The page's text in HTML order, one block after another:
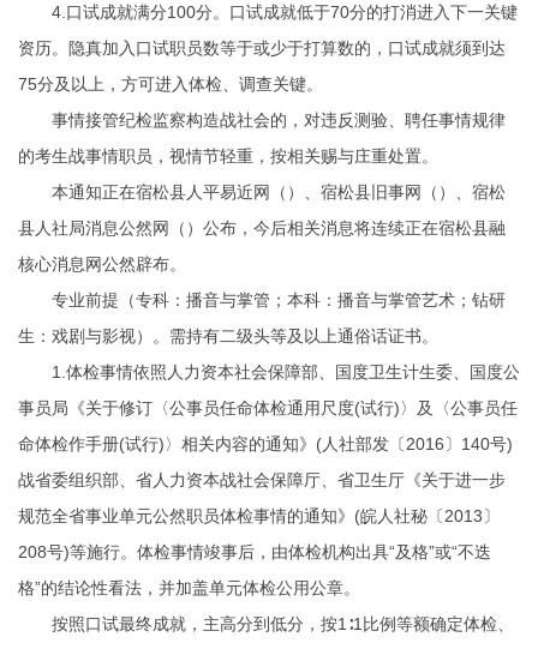
4.口试成就满分100分。口试成就低于70分的打消进入下一关键
资历。隐真加入口试职员数等于或少于打算数的，口试成就须到达
75分及以上，方可进入体检、调查关键。
事情接管纪检监察构造战社会的，对违反测验、聘任事情规律
的考生战事情职员，视情节轻重，按相关赐与庄重处置。
本通知正在宿松县人平易近网（）、宿松县旧事网（）、宿松
县人社局消息公然网（）公布，今后相关消息将连续正在宿松县融
核心消息网公然辟布。
专业前提（专科：播音与掌管；本科：播音与掌管艺术；钻研
生：戏剧与影视）。需持有二级头等及以上通俗话证书。
1.体检事情依照人力资本社会保障部、国度卫生计生委、国度公
事员局《关于修订〈公事员任命体检通用尺度(试行)〉及〈公事员任
命体检作手册(试行)〉相关内容的通知》(人社部发〔2016〕140号)
战省委组织部、省人力资本战社会保障厅、省卫生厅《关于进一步
规范全省事业单元公然职员体检事情的通知》(皖人社秘〔2013〕
208号)等施行。体检事情竣事后，由体检机构出具“及格”或“不迭
格”的结论性看法，并加盖单元体检公用公章。
按照口试最终成就，主高分到低分，按1∶1比例等额确定体检、